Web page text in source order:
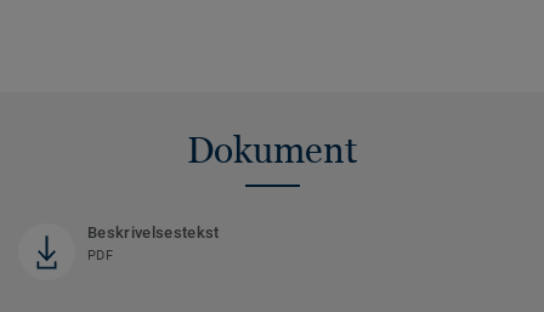
Dokument
Beskrivelsestekst
PDF